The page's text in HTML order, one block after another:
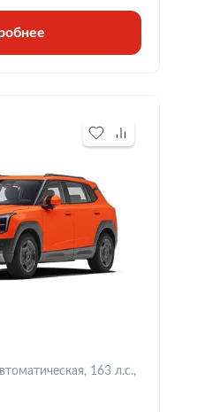
163 л.с.,